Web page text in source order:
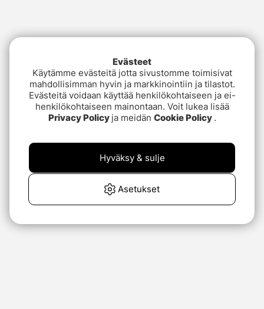
Evästeet
Käytämme evästeitä jotta sivustomme toimisivat
mahdollisimman hyvin ja markkinointiin ja tilastot.
Evästeitä voidaan käyttää henkilökohtaiseen ja ei-
henkilökohtaiseen mainontaan. Voit lukea lisää
Privacy Policy ja meidän Cookie Policy .
Asetukset
Hyväksy & sulje